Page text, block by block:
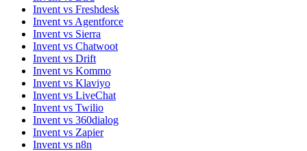
Invent vs Freshdesk
Invent vs Agentforce
Invent vs Sierra
Invent vs Chatwoot
Invent vs Drift
Invent vs Kommo
Invent vs Klaviyo
Invent vs LiveChat
Invent vs Twilio
Invent vs 360dialog
Invent vs Zapier
Invent vs n8n